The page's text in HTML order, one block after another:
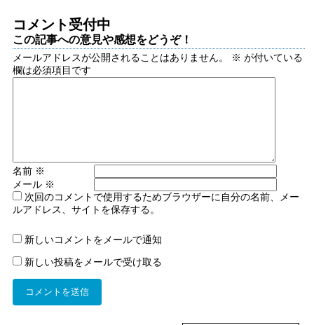
コメント受付中
この記事への意見や感想をどうぞ！
メールアドレスが公開されることはありません。 ※ が付いている
欄は必須項目です
名前 ※
メール ※
次回のコメントで使用するためブラウザーに自分の名前、メー
ルアドレス、サイトを保存する。
新しいコメントをメールで通知
新しい投稿をメールで受け取る